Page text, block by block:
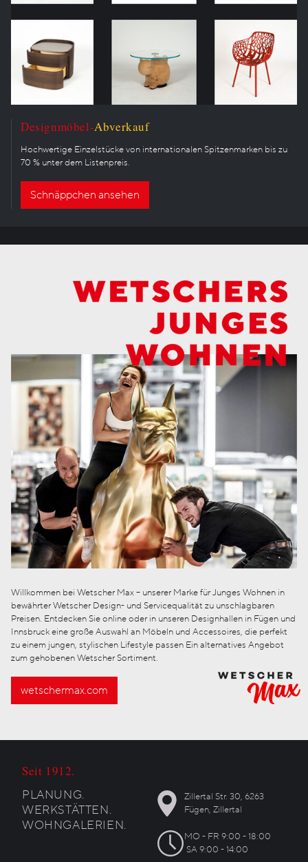
Designmöbel-Abverkauf
Hochwertige Einzelstücke von internationalen Spitzenmarken bis zu
70 % unter dem Listenpreis.
Schnäppchen ansehen
Willkommen bei Wetscher Max – unserer Marke für Junges Wohnen in
bewährter Wetscher Design- und Servicequalität zu unschlagbaren
Preisen. Entdecken Sie online oder in unseren Designhallen in Fügen und
Innsbruck eine große Auswahl an Möbeln und Accessoires, die perfekt
zu einem jungen, stylischen Lifestyle passen Ein alternatives Angebot
zum gehobenen Wetscher Sortiment.
wetschermax.com
Seit 1912.
PLANUNG.
WERKSTÄTTEN.
WOHNGALERIEN.
Zillertal Str. 30, 6263
Fügen, Zillertal
MO - FR 9:00 - 18:00
SA 9:00 - 14:00